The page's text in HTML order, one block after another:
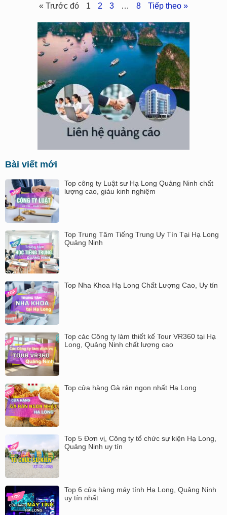
« Trước đó 1 2 3 … 8 Tiếp theo »
Bài viết mới
Top công ty Luật sư Hạ Long Quảng Ninh chất
lượng cao, giàu kinh nghiệm
Top Trung Tâm Tiếng Trung Uy Tín Tại Hạ Long
Quảng Ninh
Top Nha Khoa Hạ Long Chất Lượng Cao, Uy tín
Top các Công ty làm thiết kế Tour VR360 tại Hạ
Long, Quảng Ninh chất lượng cao
Top cửa hàng Gà rán ngon nhất Hạ Long
Top 5 Đơn vị, Công ty tổ chức sự kiện Hạ Long,
Quảng Ninh uy tín
Top 6 cửa hàng máy tính Hạ Long, Quảng Ninh
uy tín nhất